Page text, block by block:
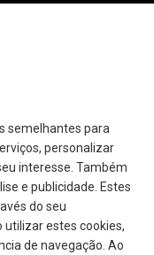
semelhantes para
personalizar
interesse. Também
e publicidade. Estes
do seu
estes cookies,
de navegação. Ao